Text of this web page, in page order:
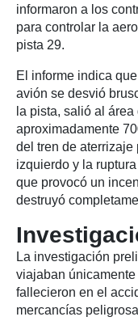
informaron a los
para controlar la
pista 29.
El informe indica
avión se desvió
la pista, salió al
aproximadamente
del tren de
izquierdo y la
que provocó un
destruyó
La investigación
viajaban
fallecieron en el
mercancías